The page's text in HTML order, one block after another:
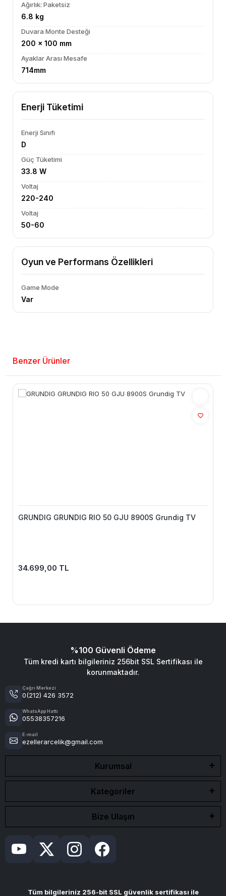
Ağırlık: Paketsiz
6.8 kg
Duvara Monte Desteği
200 x 100 mm
Ayaklar Arası Mesafe
714mm
Enerji Tüketimi
Enerji Sınıfı
D
Güç Tüketimi
33.8 W
Voltaj
220-240
Voltaj
50-60
Oyun ve Performans Özellikleri
Game Mode
Var
Benzer Ürünler
GRUNDIG GRUNDIG RIO 50 GJU 8900S Grundig TV
34.699,00 TL
%100 Güvenli Ödeme
Tüm kredi kartı bilgileriniz 256bit SSL Sertifikası ile
korunmaktadır.
Çağrı Merkezi
0(212) 426 3572
WhatsApp Hattı
05538357216
E-mail
ezellerarcelik@gmail.com
Kurumsal
Kategoriler
Bize Ulaşın
Tüm bilgileriniz 256-bit SSL güvenlik sertifikası ile